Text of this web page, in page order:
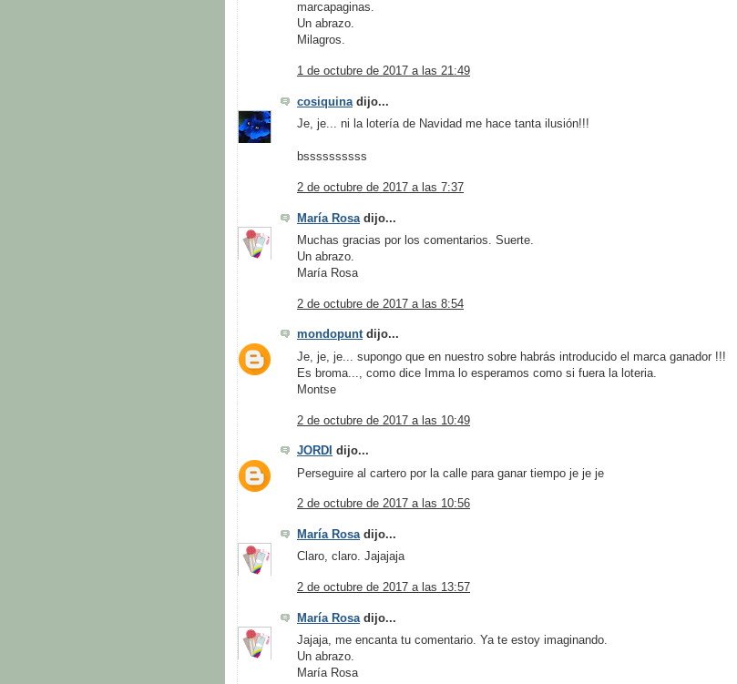
marcapaginas.
Un abrazo.
Milagros.
1 de octubre de 2017 a las 21:49
cosiquinadijo...
Je, je... ni la lotería de Navidad me hace tanta ilusión!!!
bssssssssss
2 de octubre de 2017 a las 7:37
María Rosa dijo...
Muchas gracias por los comentarios. Suerte.
Un abrazo.
María Rosa
2 de octubre de 2017 a las 8:54
mondopuntdijo...
Je, je, je... supongo que en nuestro sobre habrás introducido el marca ganador !!!
Es broma..., como dice Imma lo esperamos como si fuera la loteria.
Montse
2 de octubre de 2017 a las 10:49
JORDI dijo...
Perseguire al cartero por la calle para ganar tiempo je je je
2 de octubre de 2017 a las 10:56
María Rosadijo...
Claro, claro. Jajajaja
2 de octubre de 2017 a las 13:57
María Rosadijo...
Jajaja, me encanta tu comentario. Ya te estoy imaginando.
Un abrazo.
María Rosa